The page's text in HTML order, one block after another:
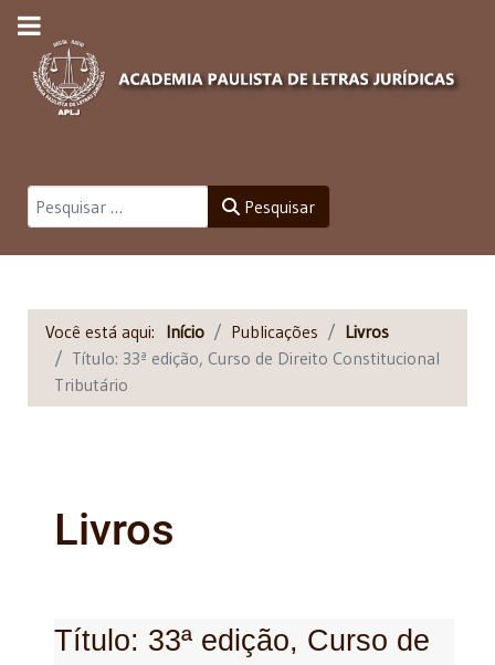
Pesquisar Pesquisar
Você está aqui: Início Publicações
Livros
Título: 33ª edição, Curso de Direito Constitucional
Tributário
Livros
Título: 33ª edição, Curso de